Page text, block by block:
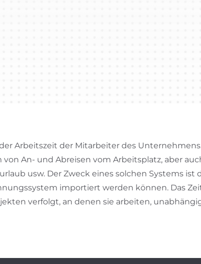
Arbeitszeit der Mitarbeiter des
An- und Abreisen vom Arbeitsplatz, aber
usw. Der Zweck eines solchen Systems
importiert werden können. Das
verfolgt, an denen sie arbeiten,